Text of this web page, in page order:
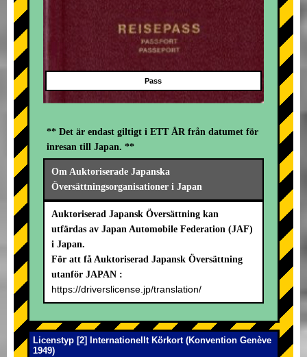
Pass
** Det är endast giltigt i ETT ÅR från datumet för
inresan till Japan. **
Om Auktoriserade Japanska
Översättningsorganisationer i Japan
Auktoriserad Japansk Översättning kan
utfärdas av Japan Automobile Federation (JAF)
i Japan.
För att få Auktoriserad Japansk Översättning
utanför JAPAN :
https://driverslicense.jp/translation/
Licenstyp [2] Internationellt Körkort (Konvention Genève
1949)